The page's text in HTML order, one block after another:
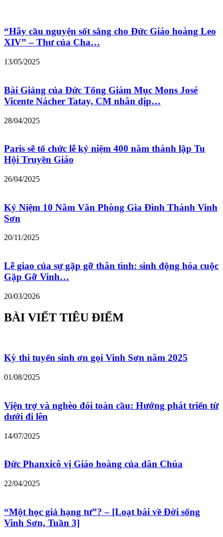
“Hãy cầu nguyện sốt sắng cho Đức Giáo hoàng Leo
XIV” – Thư của Cha…
13/05/2025
Bài Giảng của Đức Tổng Giám Mục Mons José
Vicente Nácher Tatay, CM nhân dịp…
28/04/2025
Paris sẽ tổ chức lễ kỷ niệm 400 năm thành lập Tu
Hội Truyền Giáo
26/04/2025
Kỷ Niệm 10 Năm Văn Phòng Gia Đình Thánh Vinh
Sơn
20/11/2025
Lễ giao của sự gặp gỡ thân tình: sinh động hóa cuộc
Gặp Gỡ Vinh…
20/03/2026
BÀI VIẾT TIÊU ĐIỂM
Kỳ thi tuyển sinh ơn gọi Vinh Sơn năm 2025
01/08/2025
Viện trợ và nghèo đói toàn cầu: Hướng phát triển từ
dưới đi lên
14/07/2025
Đức Phanxicô vị Giáo hoàng của dân Chúa
22/04/2025
“Một học giả hạng tư”? – [Loạt bài về Đời sống
Vinh Sơn, Tuần 3]